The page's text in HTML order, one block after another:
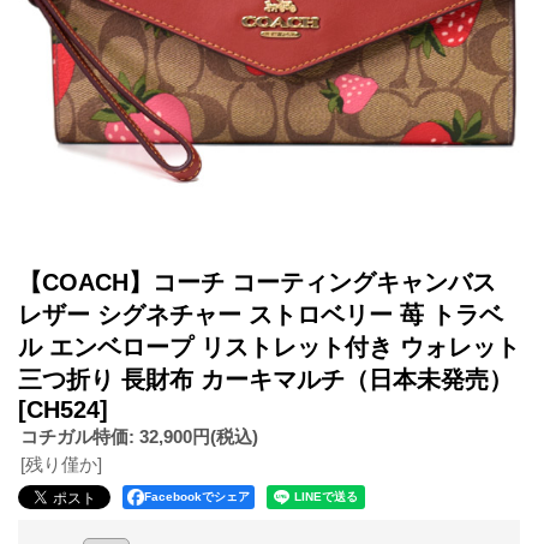
【COACH】コーチ コーティングキャンバス
レザー シグネチャー ストロベリー 苺 トラベ
ル エンベロープ リストレット付き ウォレット
三つ折り 長財布 カーキマルチ（日本未発売）
[CH524]
コチガル特価: 32,900円(税込)
[残り僅か]
Facebookでシェア